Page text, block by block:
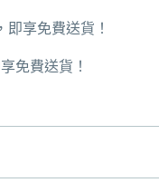
即享免費送貨！
免費送貨！